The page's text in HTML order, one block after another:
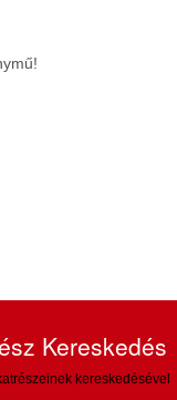
Kereskedés
kereskedésével